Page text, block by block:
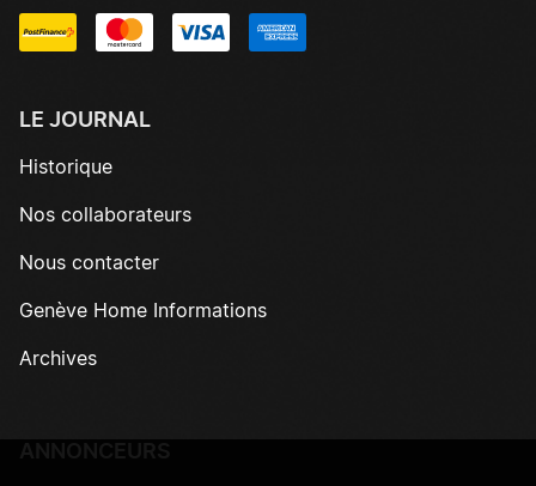
LE JOURNAL
Historique
Nos collaborateurs
Nous contacter
Genève Home Informations
Archives